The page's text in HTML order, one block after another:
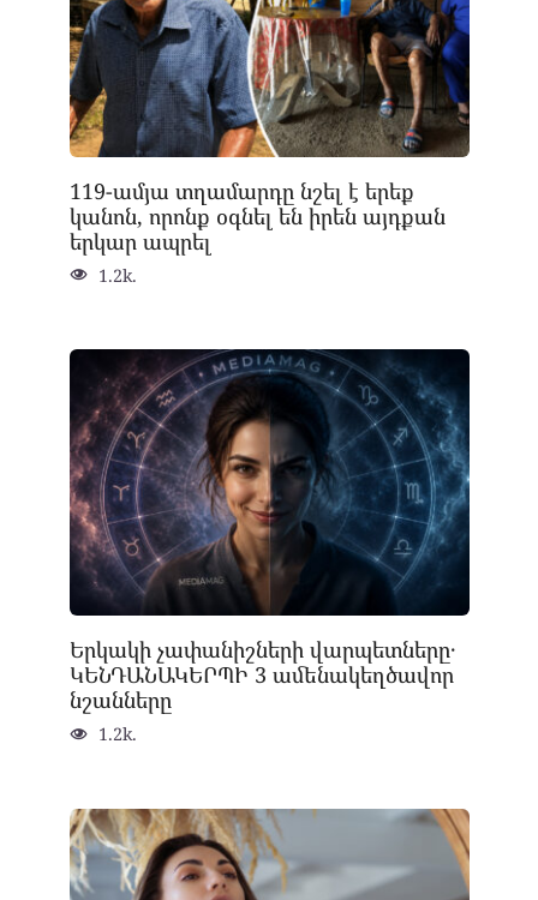
119-ամյա տղամարդը նշել է երեք
կանոն, որոնք օգնել են իրեն այդքան
երկար ապրել
1.2k.
Երկակի չափանիշների վարպետները․
ԿԵՆԴԱՆԱԿԵՐՊԻ 3 ամենակեղծավոր
նշանները
1.2k.